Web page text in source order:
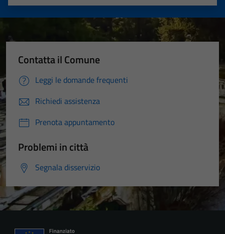
Valuta 5 stelle su 5
Valuta 4 stelle su 5
Valuta 3 stelle su 5
Valuta 2 stelle su 5
Valuta 1 stelle su 5
Contatta il Comune
Leggi le domande frequenti
Richiedi assistenza
Prenota appuntamento
Problemi in città
Segnala disservizio